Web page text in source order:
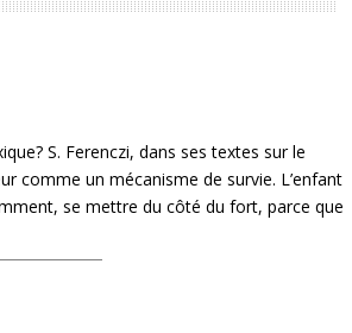
S. Ferenczi, dans ses textes sur le
comme un mécanisme de survie. L’enfant
se mettre du côté du fort, parce que